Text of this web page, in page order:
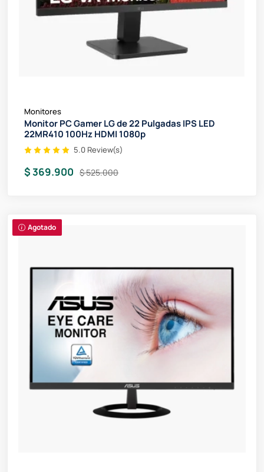
Monitores
Monitor PC Gamer LG de 22 Pulgadas IPS LED
22MR410 100Hz HDMI 1080p
5.0 Review(s)
$ 369.900 $ 525.000
Agotado